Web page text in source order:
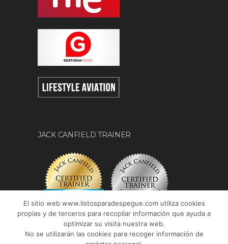
JACK CANFIELD TRAINER
El sitio web www.listosparadespegue.com utiliza cookies
propias y de terceros para recopilar información que ayuda a
optimizar su visita nuestra web.
No se utilizarán las cookies para recoger información de